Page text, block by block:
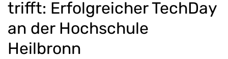
trifft: Erfolgreicher TechDay
an der Hochschule
Heilbronn